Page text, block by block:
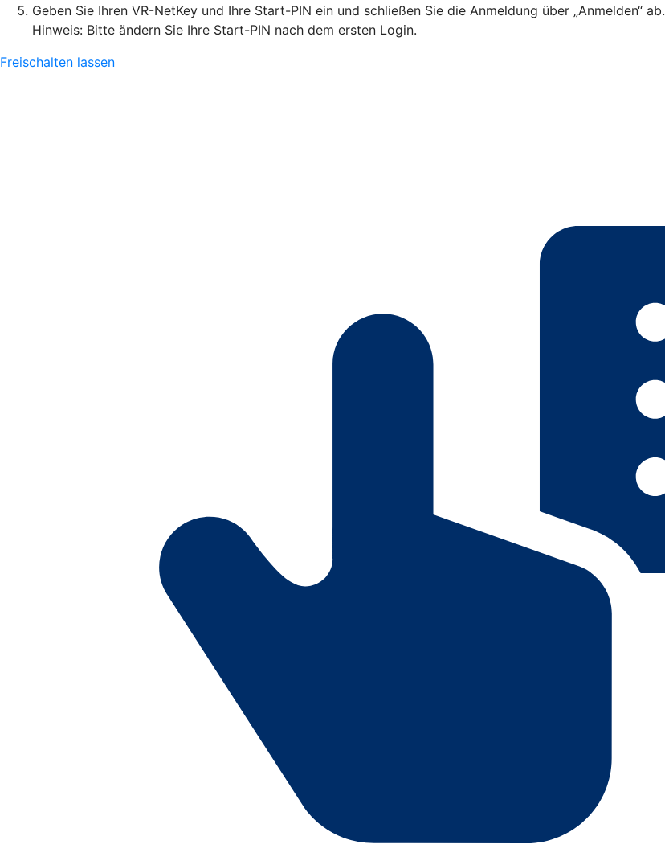
Geben Sie Ihren VR-NetKey und Ihre Start-PIN ein und schließen Sie die Anmeldung über „Anmelden“ ab.
Hinweis: Bitte ändern Sie Ihre Start-PIN nach dem ersten Login.
Freischalten lassen